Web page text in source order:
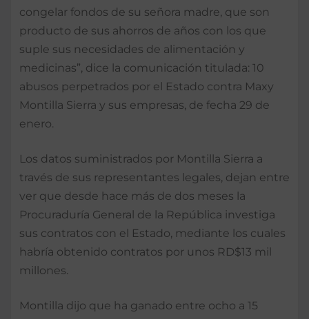
congelar fondos de su señora madre, que son
producto de sus ahorros de años con los que
suple sus necesidades de alimentación y
medicinas”, dice la comunicación titulada: 10
abusos perpetrados por el Estado contra Maxy
Montilla Sierra y sus empresas, de fecha 29 de
enero.
Los datos suministrados por Montilla Sierra a
través de sus representantes legales, dejan entre
ver que desde hace más de dos meses la
Procuraduría General de la República investiga
sus contratos con el Estado, mediante los cuales
habría obtenido contratos por unos RD$13 mil
millones.
Montilla dijo que ha ganado entre ocho a 15